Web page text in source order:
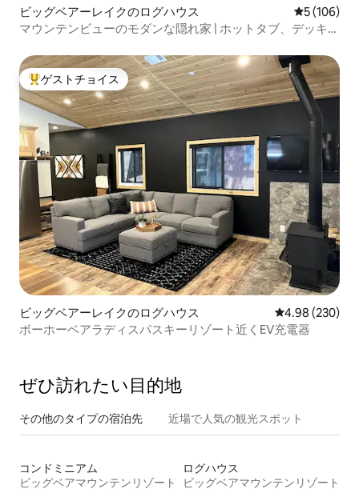
ビッグベアーレイクのログハウス レビュー
5 (106)
マウンテンビューのモダンな隠れ家 | ホットタブ、デッキ、
大好評のゲストチョイスです。
ゲストチョイス
ビッグベアーレイクのログハウス レビュー230
4.98 (230)
ボーホーベアラディスパスキーリゾート近くEV充電器
ぜひ訪⁠れ⁠た⁠い目⁠的⁠地
その他のタ⁠イ⁠プ⁠の宿⁠泊⁠先 近場で人気の観光スポット
コンドミニアム
ビッグベアマウンテンリゾート
ログハウス
ビッグベアマウンテンリゾート